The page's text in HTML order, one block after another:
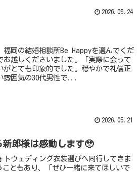
2026.05.24
福岡の結婚相談所Be Happyを選んでくだ
お越しくださいました。「実際に会って
がとても印象的でした。穏やかで礼儀正
雰囲気の30代男性で...
2026.05.21
郎様は感動します🥹
トウェディング衣装選びへ同行してきま
こともあり、「ぜひ一緒に来てほしいで